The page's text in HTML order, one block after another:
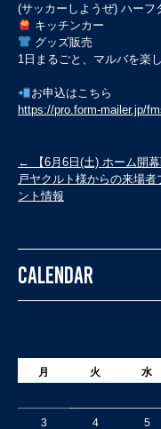
(サッカーしようぜ) ハーフ
キッチンカー
グッズ販売
1日まるごと、マルバを楽
お申込はこちら
https://pro.form-mailer.jp/
投
稿
ナ
ゲ
ー
シ
←
【6月6日(土) ホーム開
戸ヤクルト様からの来場者
ント情報
CALENDAR
月 火 水
3 4 5